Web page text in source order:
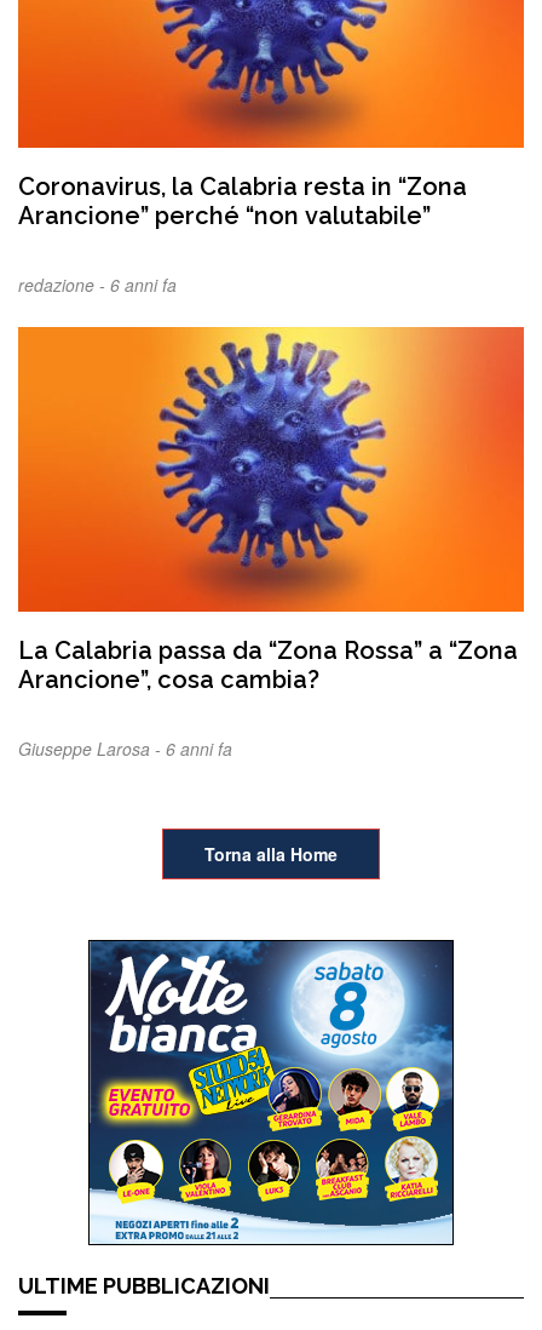
Coronavirus, la Calabria resta in “Zona
Arancione” perché “non valutabile”
redazione - 6 anni fa
La Calabria passa da “Zona Rossa” a “Zona
Arancione”, cosa cambia?
Giuseppe Larosa - 6 anni fa
Torna alla Home
ULTIME PUBBLICAZIONI